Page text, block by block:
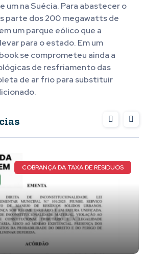
um na Suécia. Para abastecer o
parte dos 200 megawatts de
um parque eólico que a
para o estado. Em um
se comprometeu ainda a
de resfriamento das
de ar frio para substituir
DE RESIDUOS